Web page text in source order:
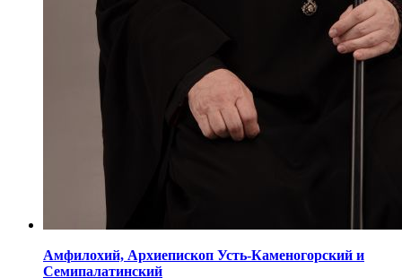
Амфилохий, Архиепископ Усть-Каменогорский и
Семипалатинский